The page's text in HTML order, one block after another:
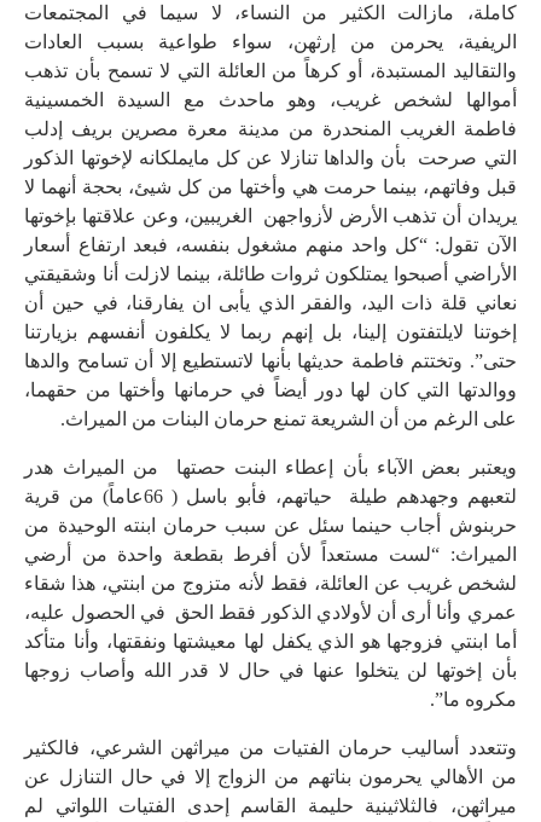
كاملة، مازالت الكثير من النساء، لا سيما في المجتمعات
الريفية، يحرمن من إرثهن، سواء طواعية بسبب العادات
والتقاليد المستبدة، أو كرهاً من العائلة التي لا تسمح بأن تذهب
أموالها لشخص غريب، وهو ماحدث مع السيدة الخمسينية
فاطمة الغريب المنحدرة من مدينة معرة مصرين بريف إدلب
التي صرحت بأن والداها تنازلا عن كل مايملكانه لإخوتها الذكور
قبل وفاتهم، بينما حرمت هي وأختها من كل شيئ، بحجة أنهما لا
يريدان أن تذهب الأرض لأزواجهن الغريبين، وعن علاقتها بإخوتها
الآن تقول: “كل واحد منهم مشغول بنفسه، فبعد ارتفاع أسعار
الأراضي أصبحوا يمتلكون ثروات طائلة، بينما لازلت أنا وشقيقتي
نعاني قلة ذات اليد، والفقر الذي يأبى ان يفارقنا، في حين أن
إخوتنا لايلتفتون إلينا، بل إنهم ربما لا يكلفون أنفسهم بزيارتنا
حتى”. وتختتم فاطمة حديثها بأنها لاتستطيع إلا أن تسامح والدها
ووالدتها التي كان لها دور أيضاً في حرمانها وأختها من حقهما،
على الرغم من أن الشريعة تمنع حرمان البنات من الميراث.
ويعتبر بعض الآباء بأن إعطاء البنت حصتها من الميراث هدر
لتعبهم وجهدهم طيلة حياتهم، فأبو باسل ( 66عاماً) من قرية
حربنوش أجاب حينما سئل عن سبب حرمان ابنته الوحيدة من
الميراث: “لست مستعداً لأن أفرط بقطعة واحدة من أرضي
لشخص غريب عن العائلة، فقط لأنه متزوج من ابنتي، هذا شقاء
عمري وأنا أرى أن لأولادي الذكور فقط الحق في الحصول عليه،
أما ابنتي فزوجها هو الذي يكفل لها معيشتها ونفقتها، وأنا متأكد
بأن إخوتها لن يتخلوا عنها في حال لا قدر الله وأصاب زوجها
مكروه ما”.
وتتعدد أساليب حرمان الفتيات من ميراثهن الشرعي، فالكثير
من الأهالي يحرمون بناتهم من الزواج إلا في حال التنازل عن
ميراثهن، فالثلاثينية حليمة القاسم إحدى الفتيات اللواتي لم